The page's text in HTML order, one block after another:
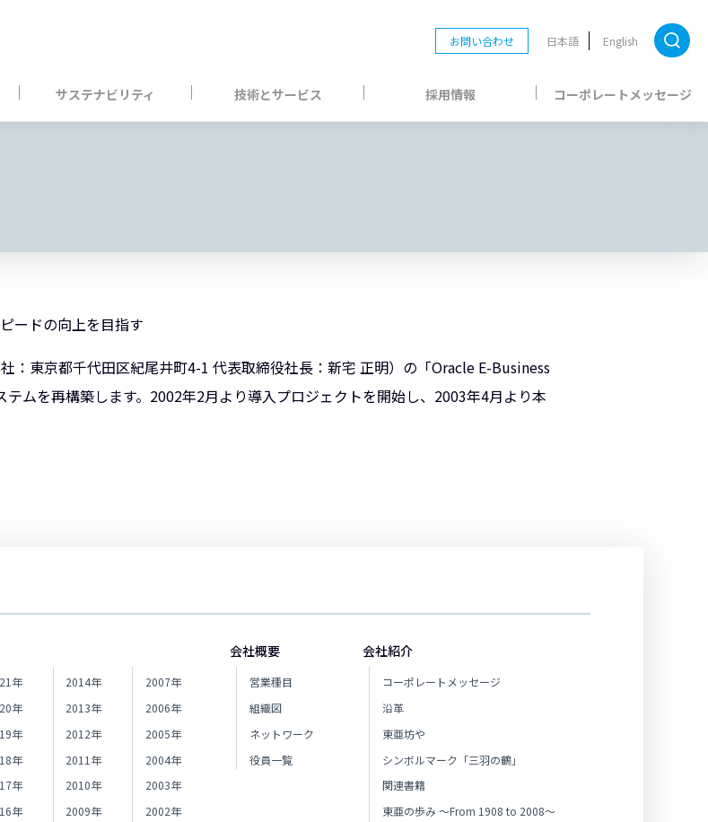
お問い合わせ 日本語 English
サステナビリティ 技術とサービス 採用情報 コーポレートメッセージ
ードの向上を目指す
：東京都千代田区紀尾井町4-1 代表取締役社長：新宅 正明）の「Oracle E-Business
ムを再構築します。2002年2月より導入プロジェクトを開始し、2003年4月より本
年
年
年
年
年
年
2014年
2013年
2012年
2011年
2010年
2009年
2007年
2006年
2005年
2004年
2003年
2002年
会社概要
営業種目
組織図
ネットワーク
役員一覧
会社紹介
コーポレートメッセージ
沿革
東亜坊や
シンボルマーク「三羽の鶴」
関連書籍
東亜の歩み ～From 1908 to 2008～